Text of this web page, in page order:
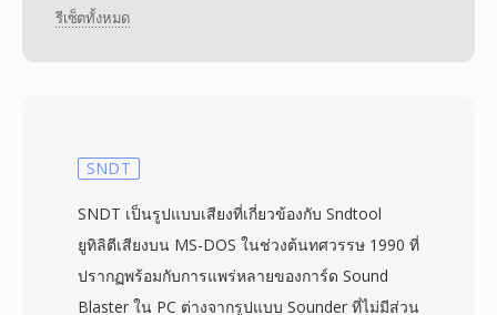
รีเซ็ตทั้งหมด
SNDT
SNDT เป็นรูปแบบเสียงที่เกี่ยวข้องกับ Sndtool
ยูทิลิตีเสียงบน MS-DOS ในช่วงต้นทศวรรษ 1990 ที่
ปรากฏพร้อมกับการแพร่หลายของการ์ด Sound
Blaster ใน PC ต่างจากรูปแบบ Sounder ที่ไม่มีส่วน